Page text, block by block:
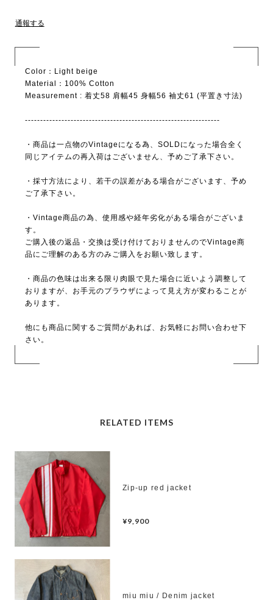
通報する
Color：Light beige
Material：100% Cotton
Measurement : 着丈58 肩幅45 身幅56 袖丈61 (平置き寸法)
----------------------------------------------------------------
・商品は一点物のVintageになる為、SOLDになった場合全く
同じアイテムの再入荷はございません、予めご了承下さい。
・採寸方法により、若干の誤差がある場合がございます、予め
ご了承下さい。
・Vintage商品の為、使用感や経年劣化がある場合がございま
す。
ご購入後の返品・交換は受け付けておりませんのでVintage商
品にご理解のある方のみご購入をお願い致します。
・商品の色味は出来る限り肉眼で見た場合に近いよう調整して
おりますが、お手元のブラウザによって見え方が変わることが
あります。
他にも商品に関するご質問があれば、お気軽にお問い合わせ下
さい。
RELATED ITEMS
Zip-up red jacket
¥9,900
miu miu / Denim jacket